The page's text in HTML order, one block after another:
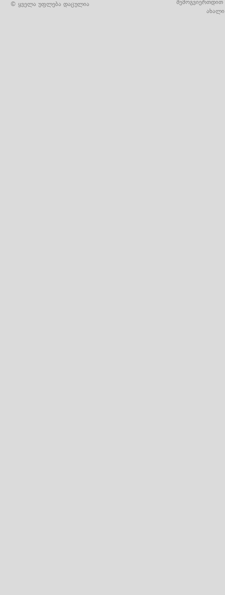
© ყველა უფლება დაცულია
შემოგვიერთდით
ახალი